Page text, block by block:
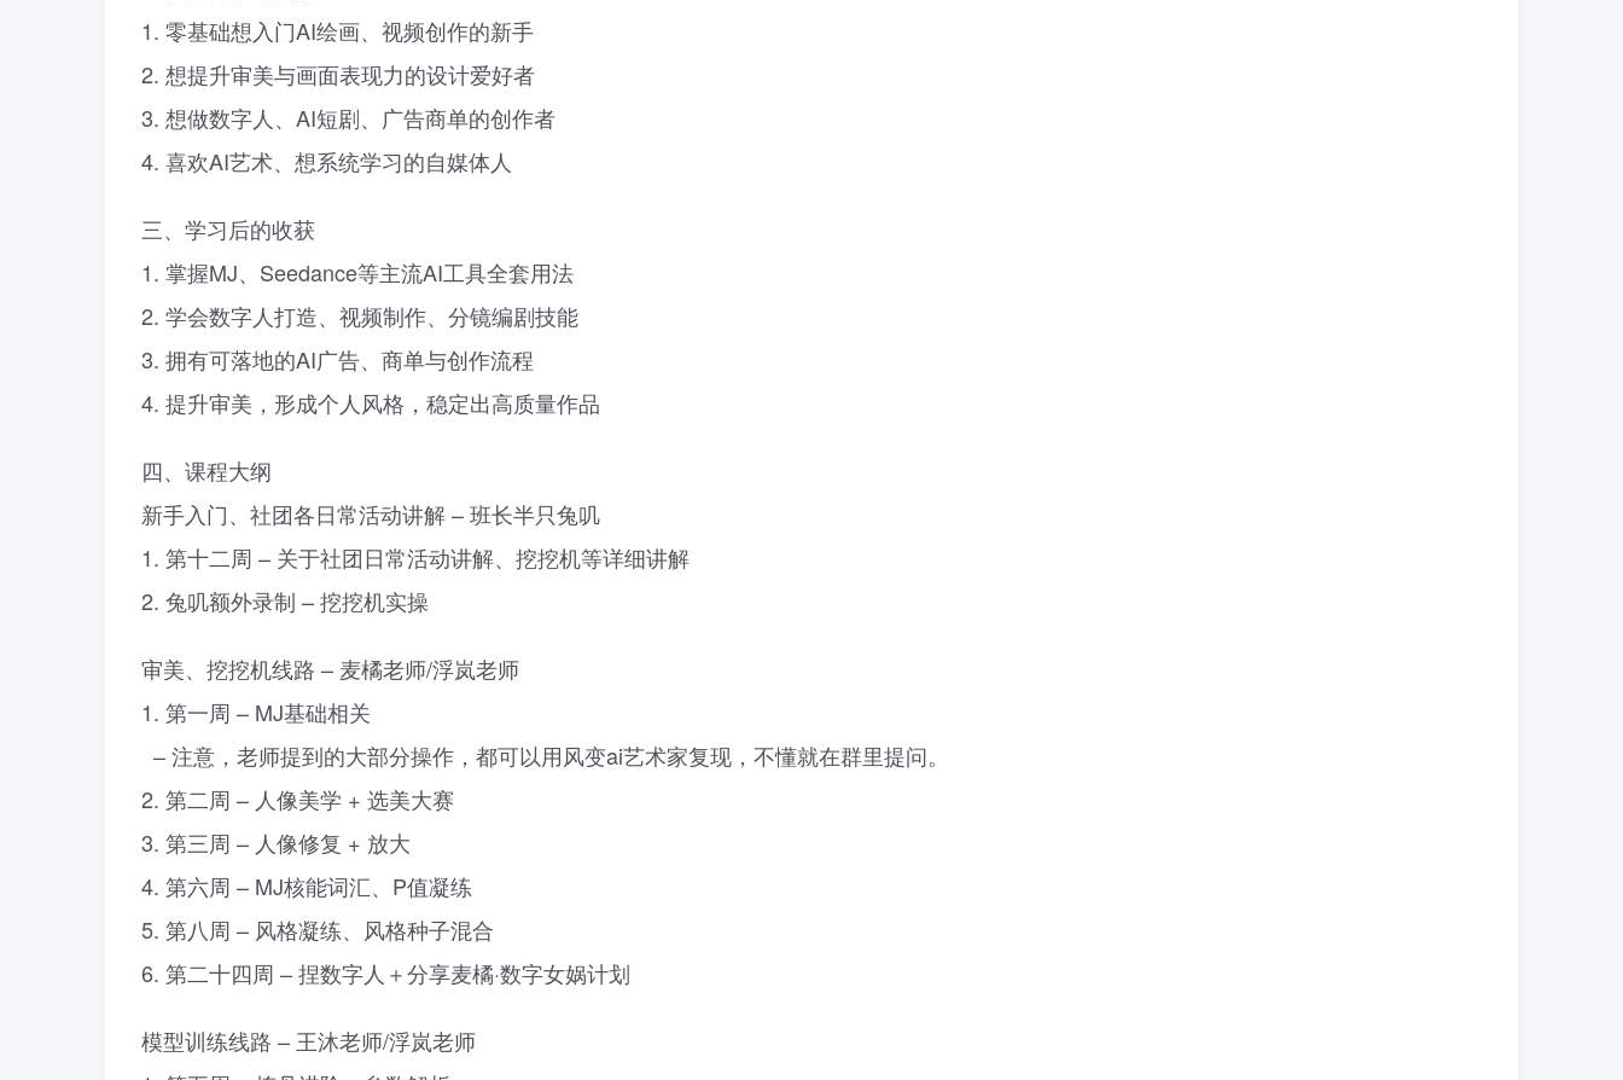
1. 零基础想入门AI绘画、视频创作的新手
2. 想提升审美与画面表现力的设计爱好者
3. 想做数字人、AI短剧、广告商单的创作者
4. 喜欢AI艺术、想系统学习的自媒体人
三、学习后的收获
1. 掌握MJ、Seedance等主流AI工具全套用法
2. 学会数字人打造、视频制作、分镜编剧技能
3. 拥有可落地的AI广告、商单与创作流程
4. 提升审美，形成个人风格，稳定出高质量作品
四、课程大纲
新手入门、社团各日常活动讲解 – 班长半只兔叽
1. 第十二周 – 关于社团日常活动讲解、挖挖机等详细讲解
2. 兔叽额外录制 – 挖挖机实操
审美、挖挖机线路 – 麦橘老师/浮岚老师
1. 第一周 – MJ基础相关
– 注意，老师提到的大部分操作，都可以用风变ai艺术家复现，不懂就在群里提问。
2. 第二周 – 人像美学 + 选美大赛
3. 第三周 – 人像修复 + 放大
4. 第六周 – MJ核能词汇、P值凝练
5. 第八周 – 风格凝练、风格种子混合
6. 第二十四周 – 捏数字人＋分享麦橘·数字女娲计划
模型训练线路 – 王沐老师/浮岚老师